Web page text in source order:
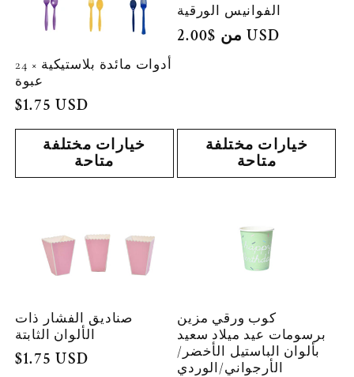
أدوات مائدة بلاستيكية × 24
عبوة
السعر
العادي
$1.75 USD
خيارات مختلفة
متاحة
الفوانيس الورقية
السعر
من $2.00 USD
خيارات مختلفة
متاحة
صناديق الفشار ذات
الألوان الثابتة
السعر
$1.75 USD
كوب ورقي مزين
برسومات عيد ميلاد سعيد
بألوان الباستيل الأخضر/
الأرجواني/الوردي